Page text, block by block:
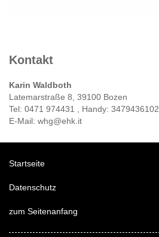
Kontakt
Karin Waldboth
Latemarstraße 8, 39100 Bozen
Tel: 0471 974431 , Handy: 3479436102
E-Mail: whg@ehk.it
Startseite
Datenschutz
zum Seitenanfang